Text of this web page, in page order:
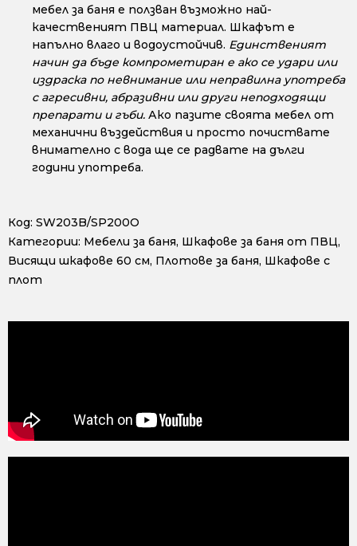
мебел за баня е ползван възможно най-
качественият ПВЦ материал. Шкафът е
напълно влаго и водоустойчив. Единственият
начин да бъде компрометиран е ако се удари или
издраска по невнимание или неправилна употреба
с агресивни, абразивни или други неподходящи
препарати и гъби. Ако пазите своята мебел от
механични въздействия и просто почиствате
внимателно с вода ще се радвате на дълги
години употреба.
Код: SW203B/SP200O
Категории: Мебели за баня, Шкафове за баня от ПВЦ,
Висящи шкафове 60 см, Плотове за баня, Шкафове с
плот